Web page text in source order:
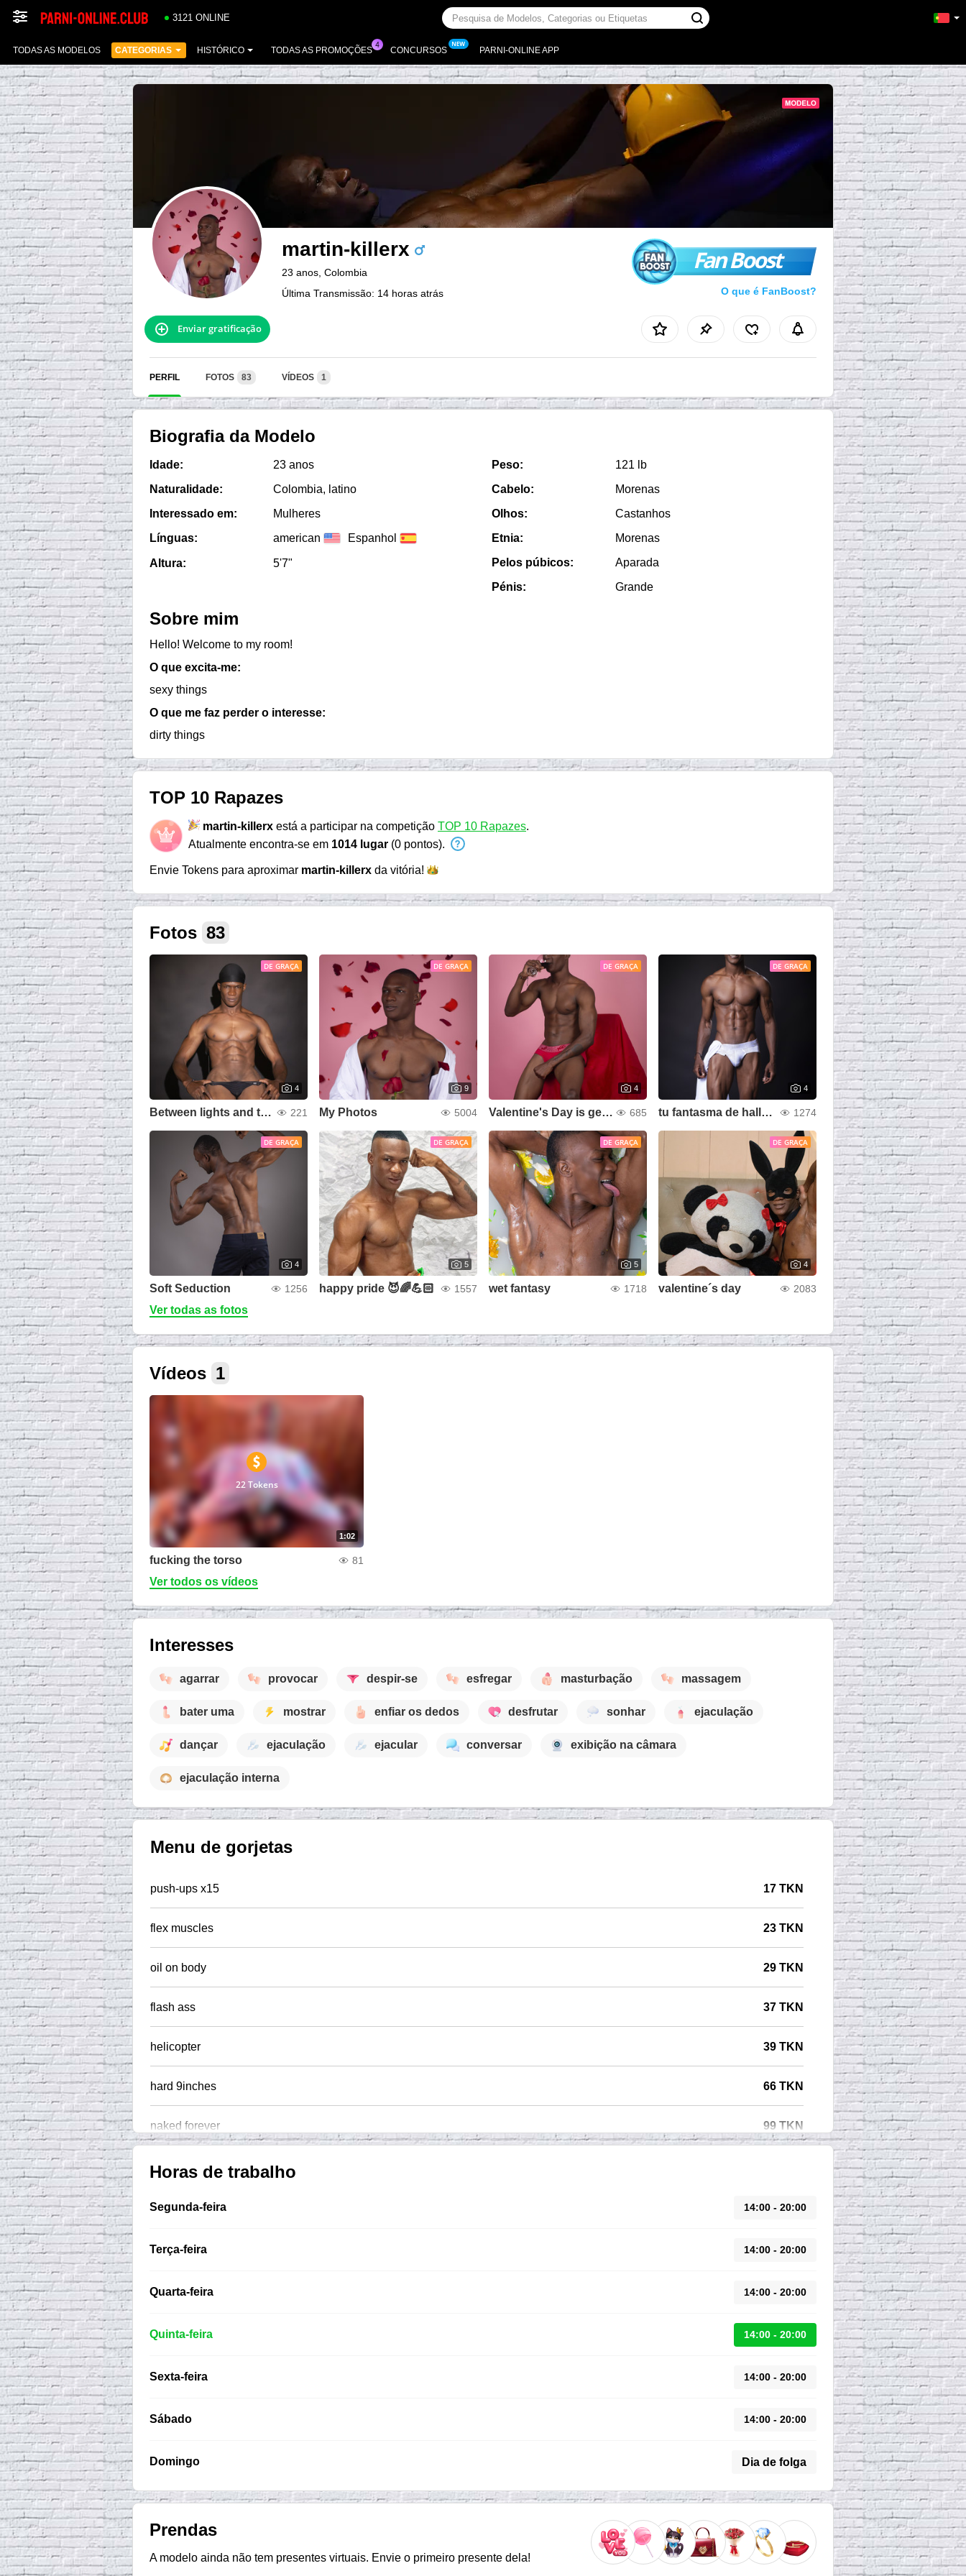
3121 ONLINE
TODAS AS MODELOS CATEGORIAS HISTÓRICO TODAS AS PROMOÇÕES CONCURSOS PARNI-ONLINE APP
martin-killerx
23 anos, Colombia
Última Transmissão: 14 horas atrás
Fan Boost
O que é FanBoost?
Enviar gratificação
PERFIL FOTOS 83 VÍDEOS 1
Biografia da Modelo
Idade:
23 anos
Naturalidade:
Colombia, latino
Interessado em:
Mulheres
Línguas:
american Espanhol
Altura: 5'7"
Peso:
121 lb
Cabelo:
Morenas
Olhos:
Castanhos
Etnia:
Morenas
Pelos púbicos:
Aparada
Pénis:
Grande
Sobre mim
Hello! Welcome to my room!
O que excita-me:
sexy things
O que me faz perder o interesse:
dirty things
TOP 10 Rapazes
martin-killerx está a participar na competição TOP 10 Rapazes.
Atualmente encontra-se em 1014 lugar (0 pontos).
Envie Tokens para aproximar martin-killerx da vitória!
Fotos 83
DE GRAÇA
4
Between lights and temptations. 221
DE GRAÇA
9
My Photos 5004
DE GRAÇA
4
Valentine's Day is getting hot 🔥 685
DE GRAÇA
4
tu fantasma de halloween 1274
DE GRAÇA
4
Soft Seduction 1256
DE GRAÇA
5
happy pride 😈🌈💪🏻 1557
DE GRAÇA
5
wet fantasy 1718
DE GRAÇA
4
valentine´s day 2083
Ver todas as fotos
Vídeos 1
1:02
22 Tokens
fucking the torso 81
Ver todos os vídeos
Interesses
agarrar provocar despir-se esfregar masturbação massagem
bater uma mostrar enfiar os dedos desfrutar sonhar ejaculação
dançar ejaculação ejacular conversar exibição na câmara
ejaculação interna
Menu de gorjetas
push-ups x15 17 TKN
flex muscles 23 TKN
oil on body 29 TKN
flash ass 37 TKN
helicopter 39 TKN
hard 9inches 66 TKN
naked forever 99 TKN
Horas de trabalho
Segunda-feira 14:00 - 20:00
Terça-feira 14:00 - 20:00
Quarta-feira 14:00 - 20:00
Quinta-feira 14:00 - 20:00
Sexta-feira 14:00 - 20:00
Sábado 14:00 - 20:00
Domingo Dia de folga
Prendas
A modelo ainda não tem presentes virtuais. Envie o primeiro presente dela!